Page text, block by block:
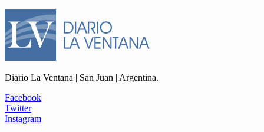
Diario La Ventana | San Juan | Argentina.
Facebook
Twitter
Instagram